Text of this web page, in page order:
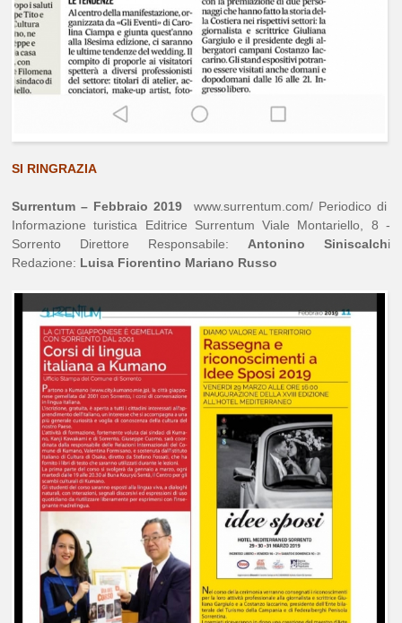
SI RINGRAZIA
Surrentum – Febbraio 2019 www.surrentum.com/ Periodico di
Informazione turistica Editrice Surrentum Viale Montariello, 8 -
Sorrento Direttore Responsabile: Antonino Siniscalchi
Redazione: Luisa Fiorentino Mariano Russo